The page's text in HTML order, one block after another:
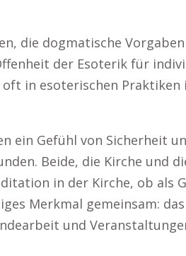
die dogmatische
der Esoterik für
in esoterischen Praktiken
ein Gefühl von Sicherheit
Beide, die Kirche und
in der Kirche, ob als
Merkmal gemeinsam: das
und